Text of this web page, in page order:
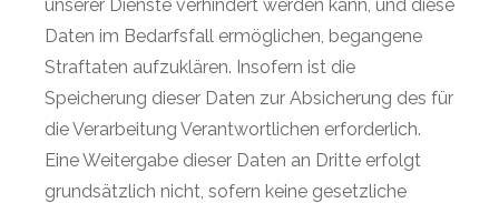
unserer Dienste verhindert werden kann, und diese
Daten im Bedarfsfall ermöglichen, begangene
Straftaten aufzuklären. Insofern ist die
Speicherung dieser Daten zur Absicherung des für
die Verarbeitung Verantwortlichen erforderlich.
Eine Weitergabe dieser Daten an Dritte erfolgt
grundsätzlich nicht, sofern keine gesetzliche